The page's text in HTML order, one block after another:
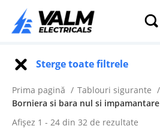
Sterge toate filtrele
Prima pagină
Tablouri sigurante
Borniera si bara nul si impamantare
Afișez 1 - 24 din 32 de rezultate